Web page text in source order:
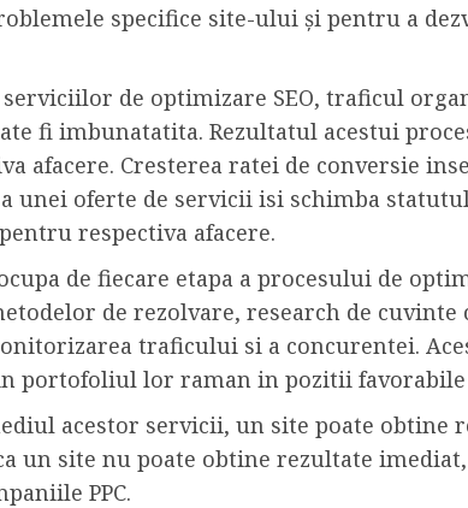
specifice site-ului și pentru a
de optimizare SEO, traficul
fi imbunatatita. Rezultatul acestui
afacere. Cresterea ratei de conversie
unei oferte de servicii isi schimba
respectiva afacere.
ocupa de fiecare etapa a procesului de
de rezolvare, research de
traficului si a concurentei.
portofoliul lor raman in pozitii favorabile
acestor servicii, un site poate obtine
un site nu poate obtine rezultate
PPC.